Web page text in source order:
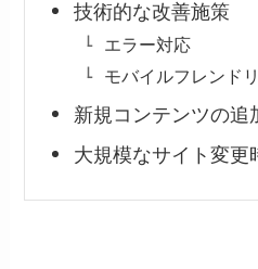
技術的な改善施策
エラー対応
モバイルフレンド
新規コンテンツの追
大規模なサイト変更